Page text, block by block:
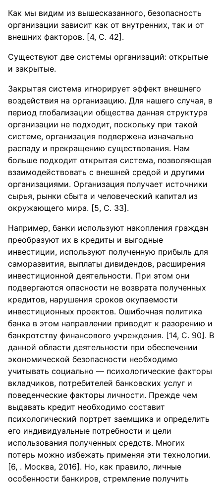
Как мы видим из вышесказанного, безопасность
организации зависит как от внутренних, так и от
внешних факторов. [4, С. 42].
Существуют две системы организаций: открытые
и закрытые.
Закрытая система игнорирует эффект внешнего
воздействия на организацию. Для нашего случая, в
период глобализации общества данная структура
организации не подходит, поскольку при такой
системе, организация подвержена изначально
распаду и прекращению существования. Нам
больше подходит открытая система, позволяющая
взаимодействовать с внешней средой и другими
организациями. Организация получает источники
сырья, рынки сбыта и человеческий капитал из
окружающего мира. [5, С. 33].
Например, банки используют накопления граждан
преобразуют их в кредиты и выгодные
инвестиции, используют полученную прибыль для
саморазвития, выплаты дивидендов, расширения
инвестиционной деятельности. При этом они
подвергаются опасности не возврата полученных
кредитов, нарушения сроков окупаемости
инвестиционных проектов. Ошибочная политика
банка в этом направлении приводит к разорению и
банкротству финансового учреждения. [14, С. 90]. В
данной области деятельности при обеспечении
экономической безопасности необходимо
учитывать социально — психологические факторы
вкладчиков, потребителей банковских услуг и
поведенческие факторы личности. Прежде чем
выдавать кредит необходимо составит
психологический портрет заемщика и определить
его индивидуальные потребности и цели
использования полученных средств. Многих
потерь можно избежать применяя эти технологии.
[6, . Москва, 2016]. Но, как правило, личные
особенности банкиров, стремление получить